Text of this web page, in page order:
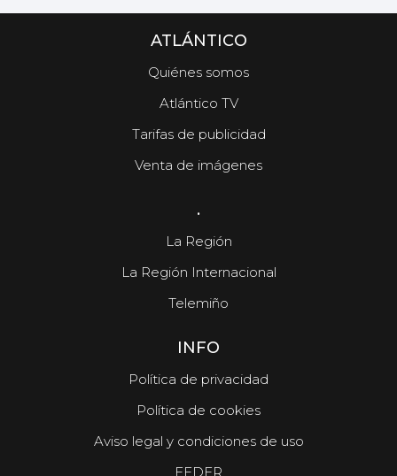
ATLÁNTICO
Quiénes somos
Atlántico TV
Tarifas de publicidad
Venta de imágenes
.
La Región
La Región Internacional
Telemiño
INFO
Política de privacidad
Política de cookies
Aviso legal y condiciones de uso
FEDER